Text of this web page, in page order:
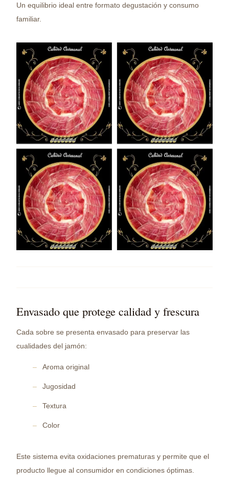
Un equilibrio ideal entre formato degustación y consumo
familiar.
Envasado que protege calidad y frescura
Cada sobre se presenta envasado para preservar las
cualidades del jamón:
Aroma original
Jugosidad
Textura
Color
Este sistema evita oxidaciones prematuras y permite que el
producto llegue al consumidor en condiciones óptimas.